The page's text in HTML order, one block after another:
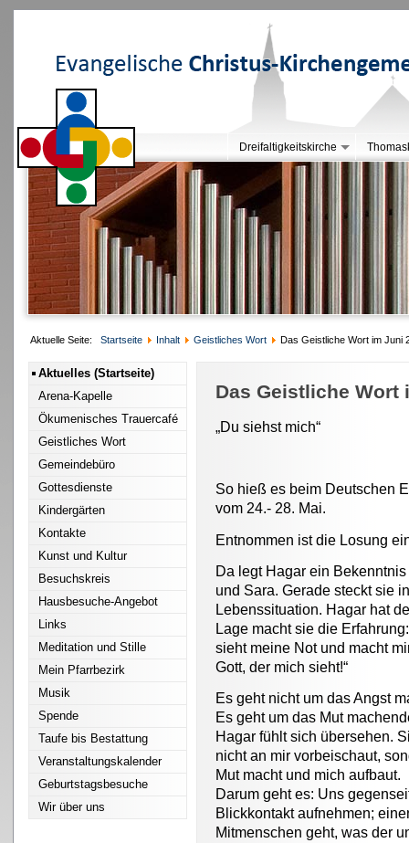
Dreifaltigkeitskirche
Aktuelle Seite: Startseite Inhalt Geistliches Wort Das Geistliche Wort im Juni
Aktuelles (Startseite)
Arena-Kapelle
Ökumenisches Trauercafé
Geistliches Wort
Gemeindebüro
Gottesdienste
Kindergärten
Kontakte
Kunst und Kultur
Besuchskreis
Hausbesuche-Angebot
Links
Meditation und Stille
Mein Pfarrbezirk
Musik
Spende
Taufe bis Bestattung
Veranstaltungskalender
Geburtstagsbesuche
Wir über uns
Das Geistliche Wort
„Du siehst mich“
So hieß es beim Deutschen
vom 24.- 28. Mai.
Entnommen ist die Losung
Da legt Hagar ein
und Sara. Gerade steckt sie
Lebenssituation. Hagar hat
Lage macht sie die
sieht meine Not und macht
Gott, der mich sieht!“
Es geht nicht um das Angst
Es geht um das Mut
Hagar fühlt sich übersehen.
nicht an mir vorbeischaut,
Mut macht und mich aufbaut.
Darum geht es: Uns
Blickkontakt aufnehmen;
Mitmenschen geht, was der